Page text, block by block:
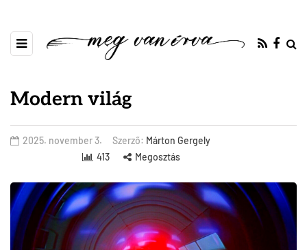
Modern világ
2025. november 3. Szerző: Márton Gergely
413
Megosztás